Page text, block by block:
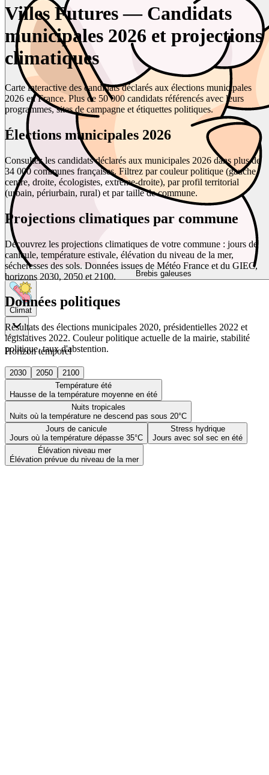
Brebis galeuses
Climat
Horizon temporel
2030 2050
2100
Température été
Hausse de la température moyenne en été
Nuits tropicales
Nuits où la température ne descend pas sous 20°C
Jours de canicule
Jours où la température dépasse 35°C
Stress hydrique
Jours avec sol sec en été
Élévation niveau mer
Élévation prévue du niveau de la mer
Villes Futures — Candidats
municipales 2026 et projections
climatiques
Carte interactive des candidats déclarés aux élections municipales
2026 en France. Plus de 50 000 candidats référencés avec leurs
programmes, sites de campagne et étiquettes politiques.
Élections municipales 2026
Consultez les candidats déclarés aux municipales 2026 dans plus de
34 000 communes françaises. Filtrez par couleur politique (gauche,
centre, droite, écologistes, extrême-droite), par profil territorial
(urbain, périurbain, rural) et par taille de commune.
Projections climatiques par commune
Découvrez les projections climatiques de votre commune : jours de
canicule, température estivale, élévation du niveau de la mer,
sécheresses des sols. Données issues de Météo France et du GIEC,
horizons 2030, 2050 et 2100.
Données politiques
Résultats des élections municipales 2020, présidentielles 2022 et
législatives 2022. Couleur politique actuelle de la mairie, stabilité
politique, taux d'abstention.